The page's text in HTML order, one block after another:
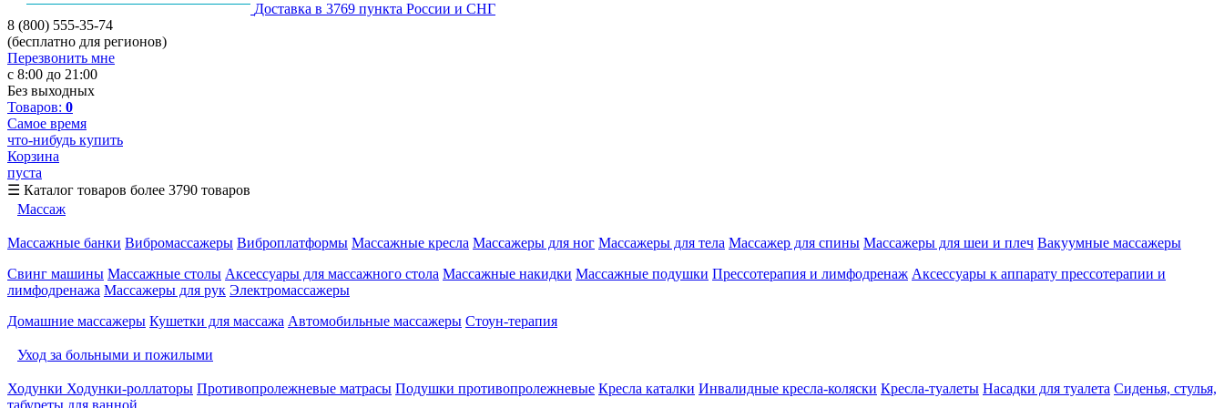
Доставка в 3769 пункта России и СНГ
8 (800) 555-35-74
(бесплатно для регионов)
Перезвонить мне
с 8:00 до 21:00
Без выходных
Товаров: 0
Самое время
что-нибудь купить
Корзина
пуста
☰ Каталог товаров более 3790 товаров
Массаж
Массажные банки Вибромассажеры Виброплатформы Массажные кресла Массажеры для ног Массажеры для тела Массажер для спины Массажеры для шеи и плеч Вакуумные массажеры
Свинг машины Массажные столы Аксессуары для массажного стола Массажные накидки Массажные подушки Прессотерапия и лимфодренаж Аксессуары к аппарату прессотерапии и
лимфодренажа Массажеры для рук Электромассажеры
Домашние массажеры Кушетки для массажа Автомобильные массажеры Стоун-терапия
Уход за больными и пожилыми
Ходунки Ходунки-роллаторы Противопролежневые матрасы Подушки противопролежневые Кресла каталки Инвалидные кресла-коляски Кресла-туалеты Насадки для туалета Сиденья, стулья,
табуреты для ванной